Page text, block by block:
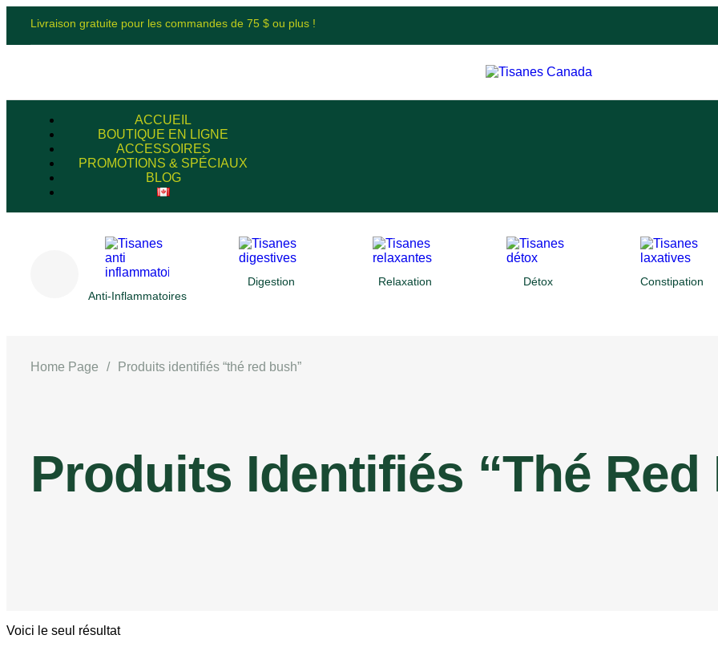
Livraison gratuite pour les commandes de 75 $ ou plus !
ACCUEIL
BOUTIQUE EN LIGNE
ACCESSOIRES
PROMOTIONS & SPÉCIAUX
BLOG
Anti-Inflammatoires
Digestion Relaxation Détox Constipation
Produits Identifiés “thé Red
Home Page / Produits identifiés “thé red bush”
Voici le seul résultat